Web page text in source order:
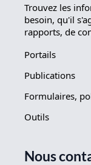
Trouvez les
besoin, qu'il
rapports, de
Portails
Publications
Formulaires,
Outils
Nous